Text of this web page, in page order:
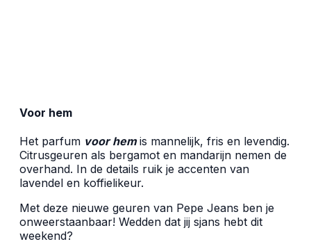
Voor hem
Het parfum voor hem is mannelijk, fris en levendig.
Citrusgeuren als bergamot en mandarijn nemen de
overhand. In de details ruik je accenten van
lavendel en koffielikeur.
Met deze nieuwe geuren van Pepe Jeans ben je
onweerstaanbaar! Wedden dat jij sjans hebt dit
weekend?